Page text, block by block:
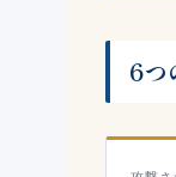
6つ